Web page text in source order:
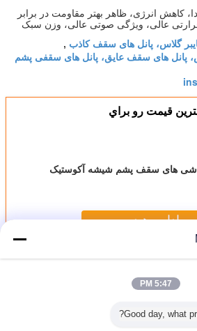
انرژی، ظاهر بهتر مقاومت در برابر
عالی، ویژگی صوتی عالی، وزن سبک
گلاس، پانل های سقف کاذب ,
پانل های سقف عایق، پانل های سقفی پشم
قيمت رو براي
های سقف پشم شیشه آکوستیک
ادامه هید
پشم شیشه
5:47 PM
Good day, what